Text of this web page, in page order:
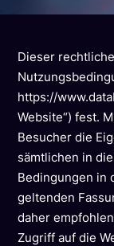
Dieser
https://
Website“) fest.
Besucher die
sämtlichen in
Bedingungen in
geltenden
daher
Zugriff auf die